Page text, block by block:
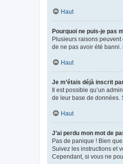
Haut
Pourquoi ne puis-je pas
Plusieurs raisons
de ne pas avoir été
Haut
Je m’étais déjà inscrit
Il est possible qu’un
de leur base de données.
Haut
J’ai perdu mon mot de
Pas de panique ! Bien
Suivez les instructions et
Cependant, si vous ne